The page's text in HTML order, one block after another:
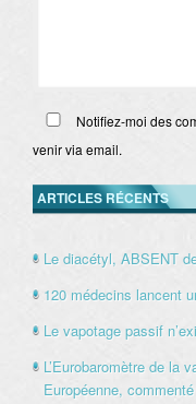
Notifiez-moi des
venir via email.
ARTICLES RÉCENTS
Le diacétyl, ABSENT
120 médecins lancent
Le vapotage passif
L’Eurobaromètre de la
Européenne,